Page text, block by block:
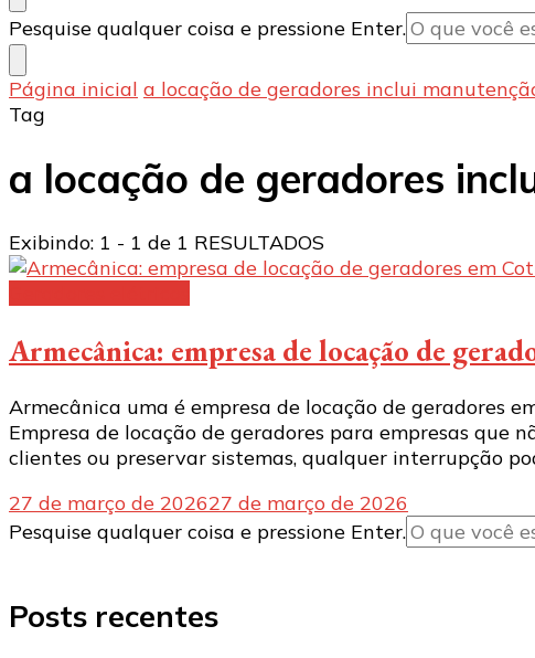
Procurando
algo?
Pesquise qualquer coisa e pressione Enter.
Página inicial a locação de geradores inclui
Tag
a locação de geradores
Exibindo: 1 - 1 de 1 RESULTADOS
Armecânica: empresa de locação de
Armecânica uma é empresa de locação de geradores
Empresa de locação de geradores para empresas que
clientes ou preservar sistemas, qualquer interrupção
27 de março de 202627 de março de 2026
Procurando
Pesquise qualquer coisa e pressione Enter.
Posts recentes